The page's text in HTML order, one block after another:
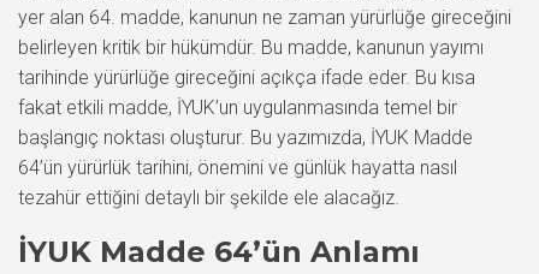
yer alan 64. madde, kanunun ne zaman yürürlüğe gireceğini
belirleyen kritik bir hükümdür. Bu madde, kanunun yayımı
tarihinde yürürlüğe gireceğini açıkça ifade eder. Bu kısa
fakat etkili madde, İYUK’un uygulanmasında temel bir
başlangıç noktası oluşturur. Bu yazımızda, İYUK Madde
64’ün yürürlük tarihini, önemini ve günlük hayatta nasıl
tezahür ettiğini detaylı bir şekilde ele alacağız.
İYUK Madde 64’ün Anlamı